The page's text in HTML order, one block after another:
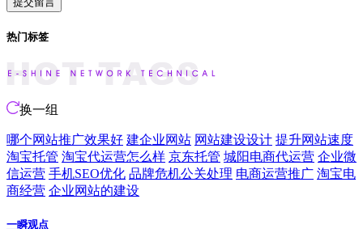
热门标签
换一组
哪个网站推广效果好 建企业网站 网站建设设计 提升网站速度
淘宝托管 淘宝代运营怎么样 京东托管 城阳电商代运营 企业微
信运营 手机SEO优化 品牌危机公关处理 电商运营推广 淘宝电
商经营 企业网站的建设
一瞬观点